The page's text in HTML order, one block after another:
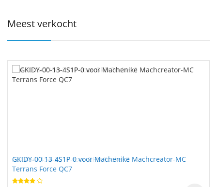
Meest verkocht
GKIDY-00-13-4S1P-0 voor Machenike Machcreator-MC
Terrans Force QC7